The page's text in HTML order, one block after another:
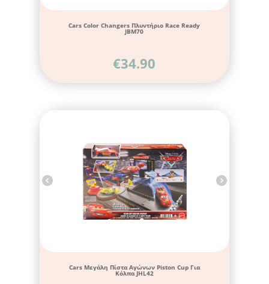
Cars Color Changers Πλυντήριο Race Ready
JBM70
€34.90
Cars Μεγάλη Πίστα Αγώνων Piston Cup Για
Κόλπα JHL42